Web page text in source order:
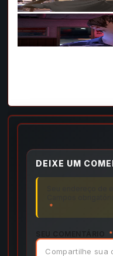
DEIXE UM
*
*